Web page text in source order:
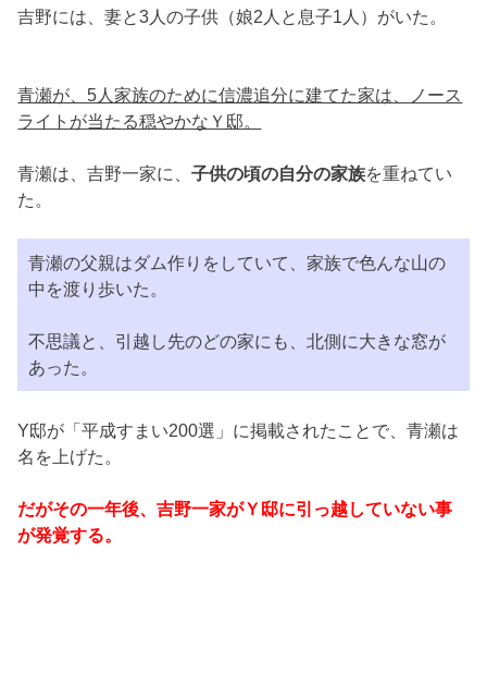
吉野には、妻と3人の子供（娘2人と息子1人）がいた。
青瀬が、5人家族のために信濃追分に建てた家は、ノース
ライトが当たる穏やかなＹ邸。
青瀬は、吉野一家に、子供の頃の自分の家族を重ねてい
た。
青瀬の父親はダム作りをしていて、家族で色んな山の
中を渡り歩いた。
不思議と、引越し先のどの家にも、北側に大きな窓が
あった。
Y邸が「平成すまい200選」に掲載されたことで、青瀬は
名を上げた。
だがその一年後、吉野一家がＹ邸に引っ越していない事
が発覚する。